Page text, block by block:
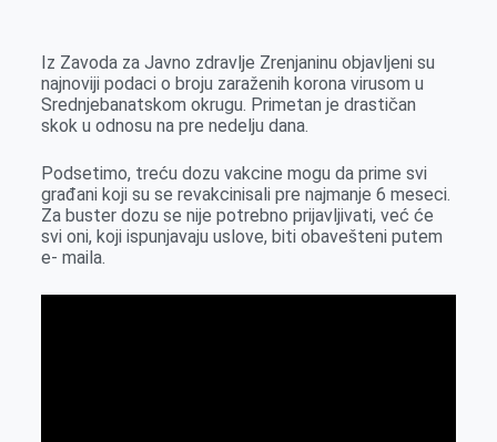
rn
A
p
p
i
l
Iz Zavoda za Javno zdravlje Zrenjaninu objavljeni su
najnoviji podaci o broju zaraženih korona virusom u
Srednjebanatskom okrugu. Primetan je drastičan
skok u odnosu na pre nedelju dana.
Podsetimo, treću dozu vakcine mogu da prime svi
građani koji su se revakcinisali pre najmanje 6 meseci.
Za buster dozu se nije potrebno prijavljivati, već će
svi oni, koji ispunjavaju uslove, biti obavešteni putem
e- maila.